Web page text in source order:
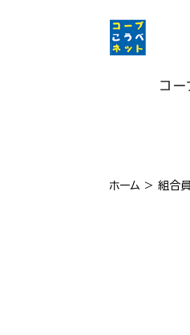
コー
ホーム > 組合